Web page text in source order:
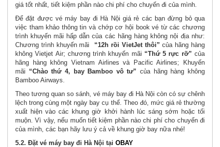
giá tốt nhất, tiết kiệm phần nào chi phí cho chuyến đi của mình.
Để đặt được vé máy bay đi Hà Nội giá rẻ các bạn đừng bỏ qua
việc tham khảo thông tin và chớp cơ hội book vé từ các chương
trình khuyến mãi hấp dẫn của các hãng hàng không nội địa như:
Chương trình khuyến mãi “12h rồi VietJet thôi” của hãng hàng
không Vietjet Air; chương trình khuyến mãi “Thứ 5 rực rỡ”của
hãng hàng không Vietnam Airlines và Pacific Airlines; Khuyến
mãi “Chào thứ 4, bay Bamboo vô tư”của hãng hàng không
Bamboo Airways.
Theo tương quan so sánh, vé máy bay đi Hà Nội còn có sự chênh
lệch trong cùng một ngày bay cụ thể. Theo đó, mức giá rẻ thường
xuất hiện vào các khung giờ khởi hành lúc sáng sớm hoặc tối
muộn. Vì vậy, nếu muốn tiết kiệm phần nào chi phí cho chuyến đi
của mình, các bạn hãy lưu ý cả về khung giờ bay nữa nhé!
5.2. Đặt vé máy bay đi Hà Nội tại OBAY